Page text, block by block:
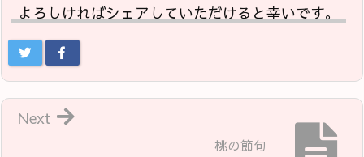
よろしければシェアしていただけると幸いです。
桃の節句
Next